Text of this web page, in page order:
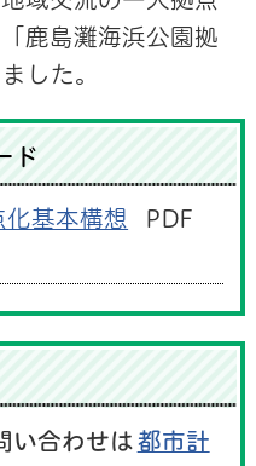
鹿島灘海浜公園拠
した。
ド
基本構想
PDF
い合わせは 都市計